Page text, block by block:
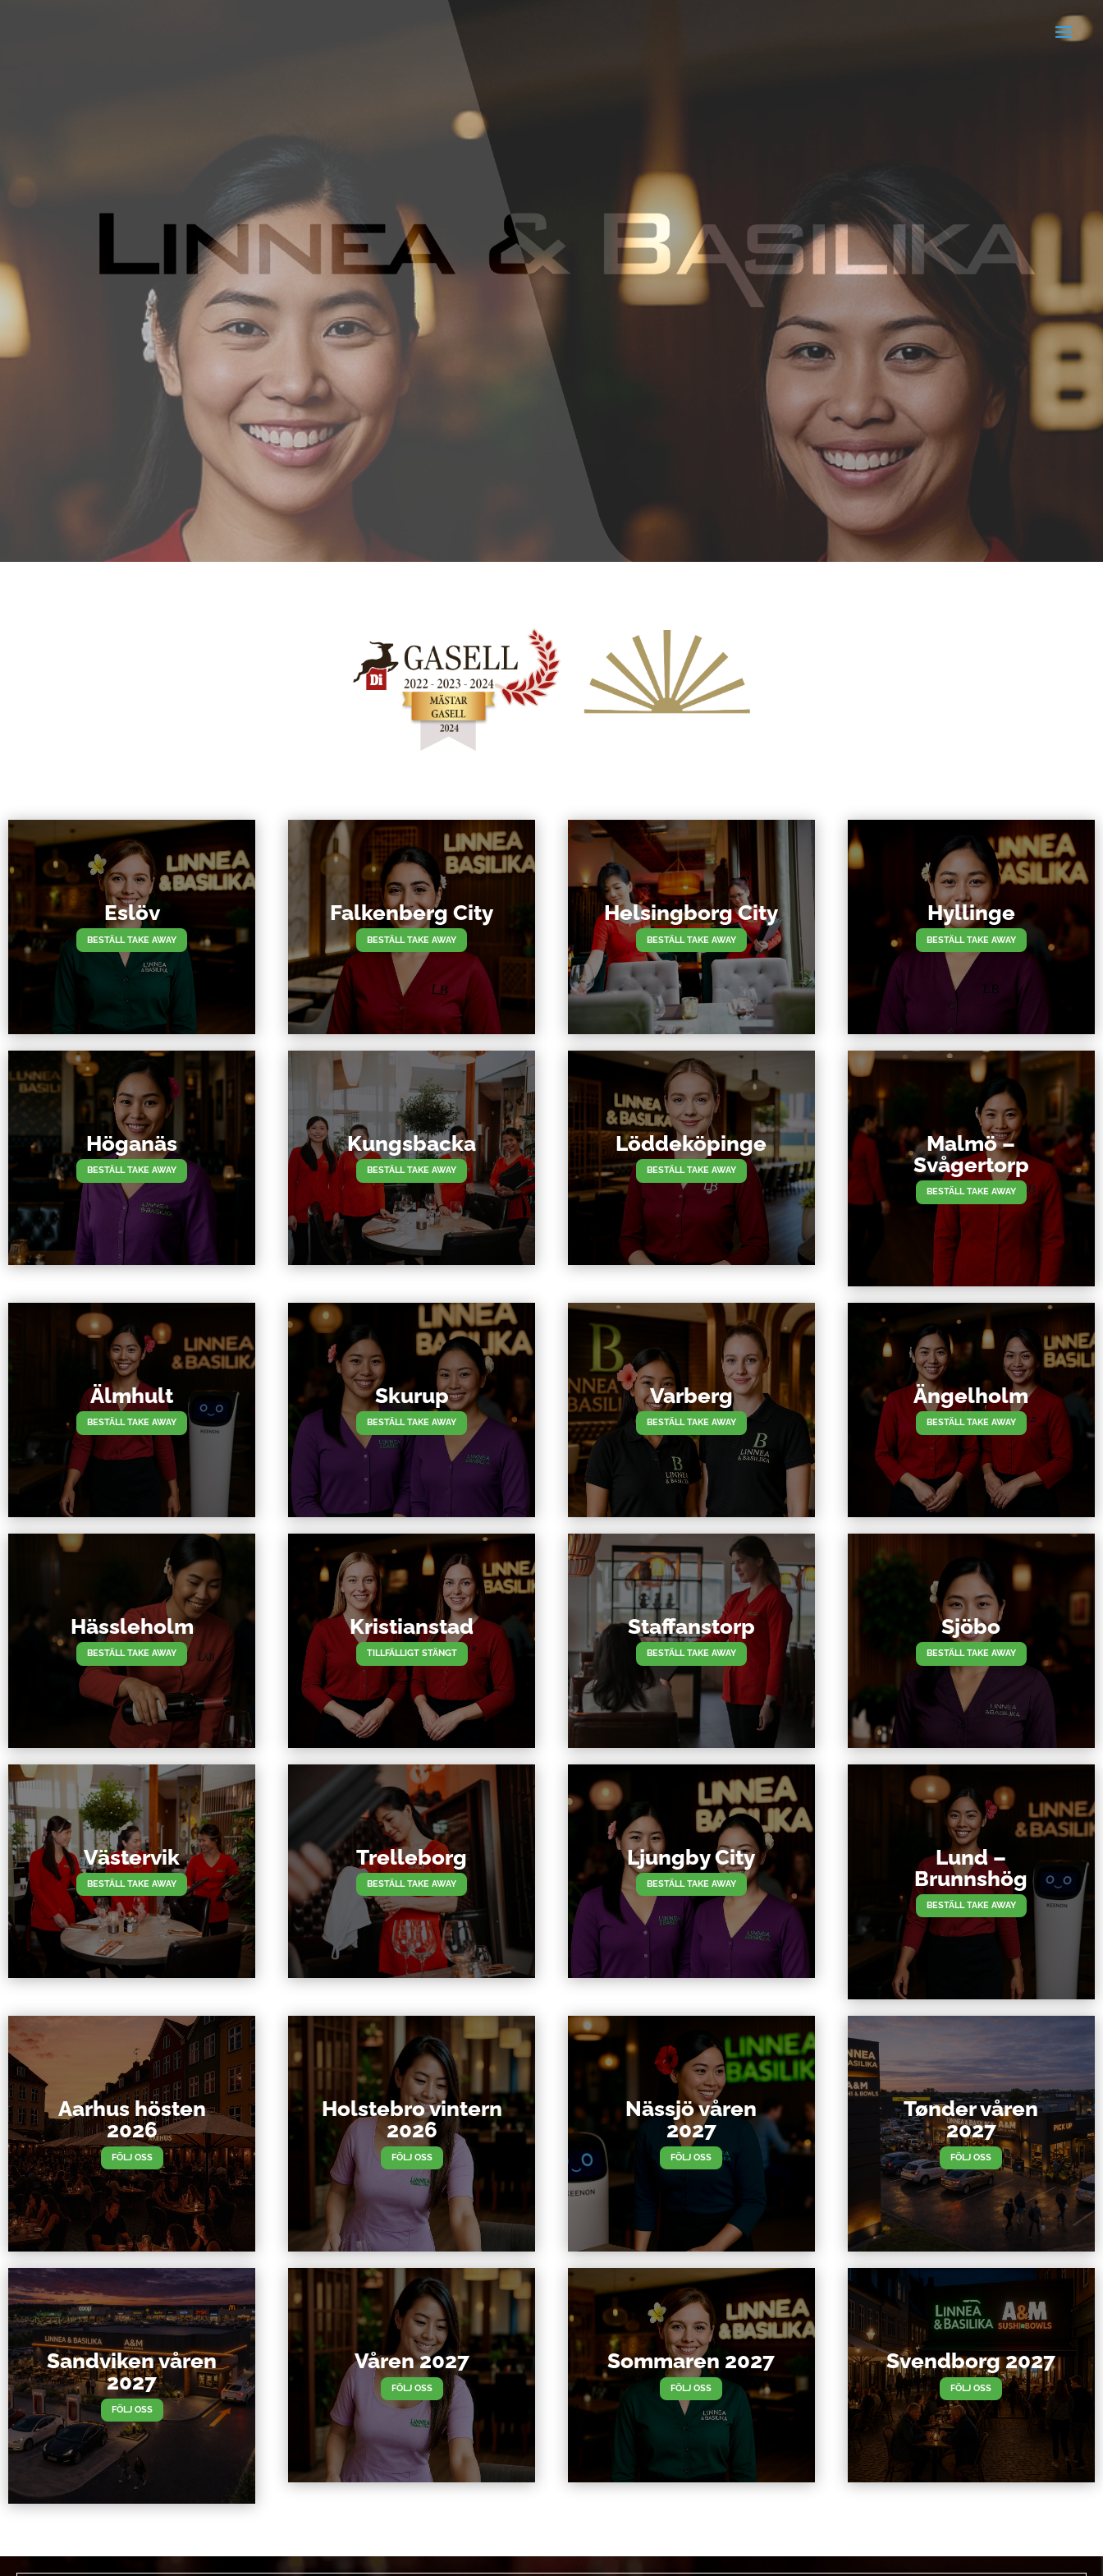
Eslöv
BESTÄLL TAKE AWAY
Falkenberg City
BESTÄLL TAKE AWAY
Helsingborg City
BESTÄLL TAKE AWAY
Hyllinge
BESTÄLL TAKE AWAY
Höganäs
BESTÄLL TAKE AWAY
Kungsbacka
BESTÄLL TAKE AWAY
Löddeköpinge
BESTÄLL TAKE AWAY
Malmö –
Svågertorp
BESTÄLL TAKE AWAY
Älmhult
BESTÄLL TAKE AWAY
Skurup
BESTÄLL TAKE AWAY
Varberg
BESTÄLL TAKE AWAY
Ängelholm
BESTÄLL TAKE AWAY
Hässleholm
BESTÄLL TAKE AWAY
Kristianstad
TILLFÄLLIGT STÄNGT
Staffanstorp
BESTÄLL TAKE AWAY
Sjöbo
BESTÄLL TAKE AWAY
Västervik
BESTÄLL TAKE AWAY
Trelleborg
BESTÄLL TAKE AWAY
Ljungby City
BESTÄLL TAKE AWAY
Lund –
Brunnshög
BESTÄLL TAKE AWAY
Aarhus hösten
2026
FÖLJ OSS
Holstebro vintern
2026
FÖLJ OSS
Nässjö våren
2027
FÖLJ OSS
Tønder våren
2027
FÖLJ OSS
Sandviken våren
2027
FÖLJ OSS
Våren 2027
FÖLJ OSS
Sommaren 2027
FÖLJ OSS
Svendborg 2027
FÖLJ OSS